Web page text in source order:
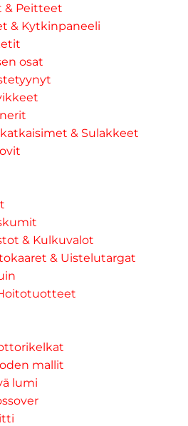
& Peitteet
& Kytkinpaneeli
osat
& Sulakkeet
& Kulkuvalot
& Uistelutargat
mallit
lumi